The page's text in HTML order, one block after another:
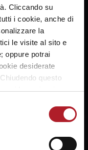
Cliccando su
i cookie, anche di
la
le visite al sito e
oppure potrai
desiderate
questo
la navigazione e
tue preferenze in
dei cookie”
ti invitiamo a